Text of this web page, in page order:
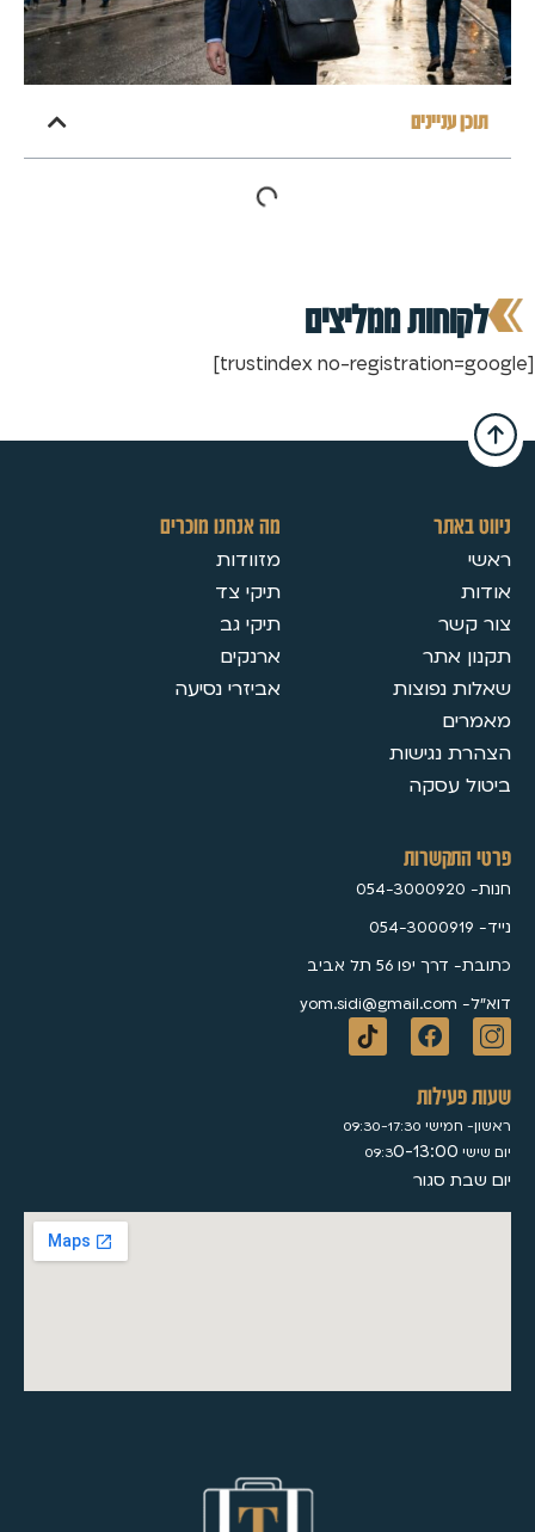
תוכן עניינים
לקוחות ממליצים
[trustindex no-registration=google]
ניווט באתר
ראשי
אודות
צור קשר
תקנון אתר
שאלות נפוצות
מאמרים
הצהרת נגישות
ביטול עסקה
מה אנחנו מוכרים
מזוודות
תיקי צד
תיקי גב
ארנקים
אביזרי נסיעה
פרטי התקשרות
חנות- 054-3000920
נייד- 054-3000919
כתובת- דרך יפו 56 תל אביב
דוא״ל- yom.sidi@gmail.com
שעות פעילות
ראשון- חמישי 09:30-17:30
יום שישי 09:3 0-13:00
יום שבת סגור